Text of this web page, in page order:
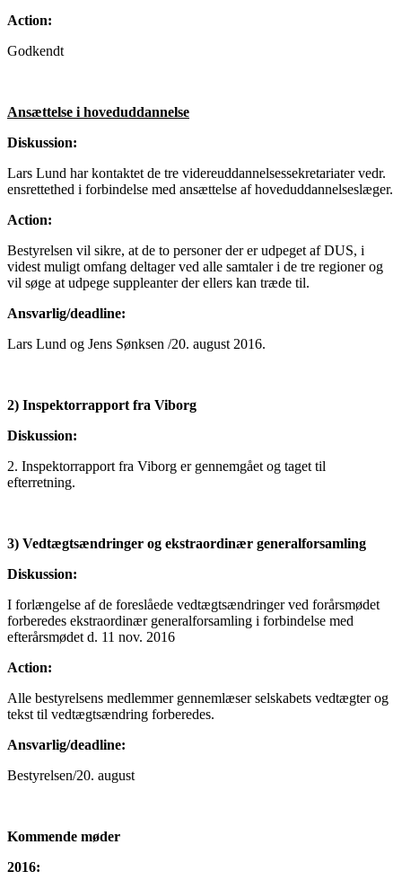
Action:
Godkendt
Ansættelse i hoveduddannelse
Diskussion:
Lars Lund har kontaktet de tre videreuddannelsessekretariater vedr.
ensrettethed i forbindelse med ansættelse af hoveduddannelseslæger.
Action:
Bestyrelsen vil sikre, at de to personer der er udpeget af DUS, i
videst muligt omfang deltager ved alle samtaler i de tre regioner og
vil søge at udpege suppleanter der ellers kan træde til.
Ansvarlig/deadline:
Lars Lund og Jens Sønksen /20. august 2016.
2) Inspektorrapport fra Viborg
Diskussion:
2. Inspektorrapport fra Viborg er gennemgået og taget til
efterretning.
3) Vedtægtsændringer og ekstraordinær generalforsamling
Diskussion:
I forlængelse af de foreslåede vedtægtsændringer ved forårsmødet
forberedes ekstraordinær generalforsamling i forbindelse med
efterårsmødet d. 11 nov. 2016
Action:
Alle bestyrelsens medlemmer gennemlæser selskabets vedtægter og
tekst til vedtægtsændring forberedes.
Ansvarlig/deadline:
Bestyrelsen/20. august
Kommende møder
2016: